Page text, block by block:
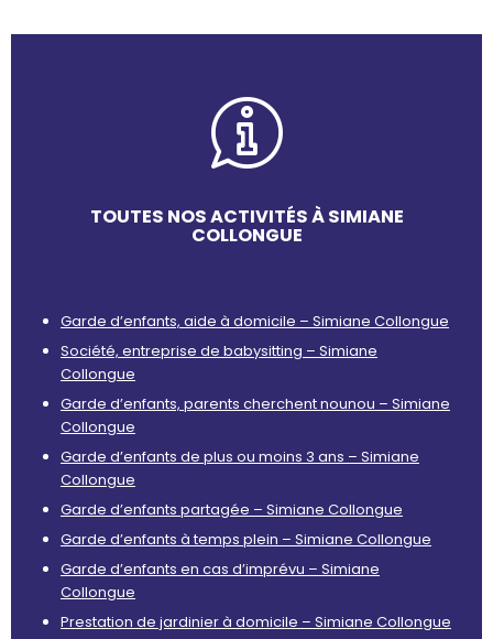
TOUTES NOS ACTIVITÉS À SIMIANE
COLLONGUE
Garde d’enfants, aide à domicile – Simiane Collongue
Société, entreprise de babysitting – Simiane
Collongue
Garde d’enfants, parents cherchent nounou – Simiane
Collongue
Garde d’enfants de plus ou moins 3 ans – Simiane
Collongue
Garde d’enfants partagée – Simiane Collongue
Garde d’enfants à temps plein – Simiane Collongue
Garde d’enfants en cas d’imprévu – Simiane
Collongue
Prestation de jardinier à domicile – Simiane Collongue